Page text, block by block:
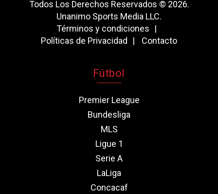
Todos Los Derechos Reservados © 2026.
Unanimo Sports Media LLC.
Términos y condiciones
Políticas de Privacidad
Contacto
Fútbol
Premier League
Bundesliga
MLS
Ligue 1
Serie A
LaLiga
Concacaf